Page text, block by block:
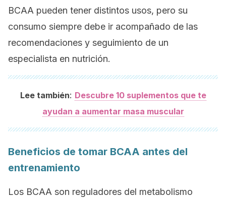
BCAA pueden tener distintos usos, pero su
consumo siempre debe ir acompañado de las
recomendaciones y seguimiento de un
especialista en nutrición.
Lee también: Descubre 10 suplementos que te
ayudan a aumentar masa muscular
Beneficios de tomar BCAA antes del
entrenamiento
Los BCAA son reguladores del metabolismo